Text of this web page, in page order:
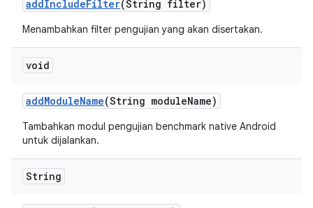
addIncludeFilter(String filter)
Menambahkan filter pengujian yang akan disertakan.
void
addModuleName(String moduleName)
Tambahkan modul pengujian benchmark native Android
untuk dijalankan.
String